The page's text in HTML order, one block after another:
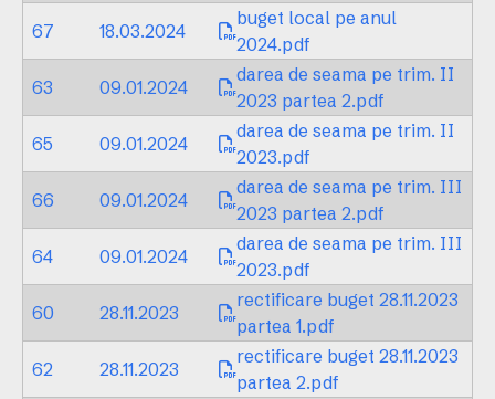
67
18.03.2024
buget local pe anul
2024.pdf
63
09.01.2024
darea de seama pe trim. II
2023 partea 2.pdf
65
09.01.2024
darea de seama pe trim. II
2023.pdf
66
09.01.2024
darea de seama pe trim. III
2023 partea 2.pdf
64
09.01.2024
darea de seama pe trim. III
2023.pdf
60
28.11.2023
rectificare buget 28.11.2023
partea 1.pdf
62
28.11.2023
rectificare buget 28.11.2023
partea 2.pdf